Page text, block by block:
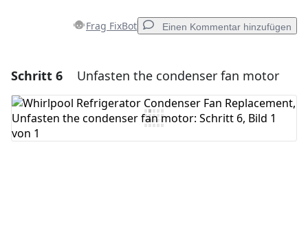
Frag FixBot Einen Kommentar hinzufügen
Einen Kommentar hinzufügen
Kommentar hinzufügen
Schritt 6 Unfasten the condenser fan motor